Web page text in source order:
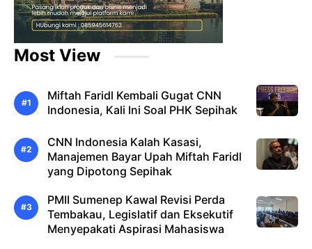
Most View
Miftah Faridl Kembali Gugat CNN
Indonesia, Kali Ini Soal PHK Sepihak
CNN Indonesia Kalah Kasasi,
Manajemen Bayar Upah Miftah Faridl
yang Dipotong Sepihak
PMII Sumenep Kawal Revisi Perda
Tembakau, Legislatif dan Eksekutif
Menyepakati Aspirasi Mahasiswa